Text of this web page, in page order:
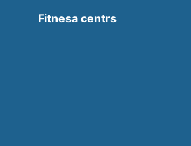
Fitnesa centrs